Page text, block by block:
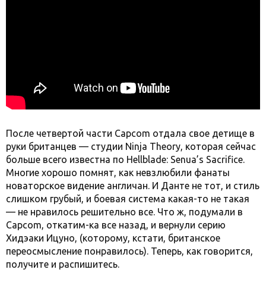
После четвертой части Capcom отдала свое детище в
руки британцев — студии Ninja Theory, которая сейчас
больше всего известна по Hellblade: Senua’s Sacrifice.
Многие хорошо помнят, как невзлюбили фанаты
новаторское видение англичан. И Данте не тот, и стиль
слишком грубый, и боевая система какая-то не такая
— не нравилось решительно все. Что ж, подумали в
Capcom, откатим-ка все назад, и вернули серию
Хидэаки Ицуно, (которому, кстати, британское
переосмысление понравилось). Теперь, как говорится,
получите и распишитесь.